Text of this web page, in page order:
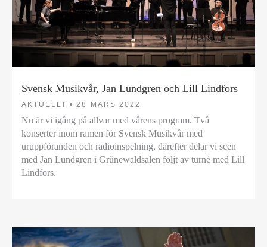
Svensk Musikvår, Jan Lundgren och Lill Lindfors
AKTUELLT • 28 MARS 2022
Nu är vi igång på allvar med vårens program. Två
konserter inom ramen för Svensk Musikvår med
uruppföranden och radioinspelning, därefter delar vi scen
med Jan Lundgren i Grünewaldsalen följt av turné med Lill
Lindfors.